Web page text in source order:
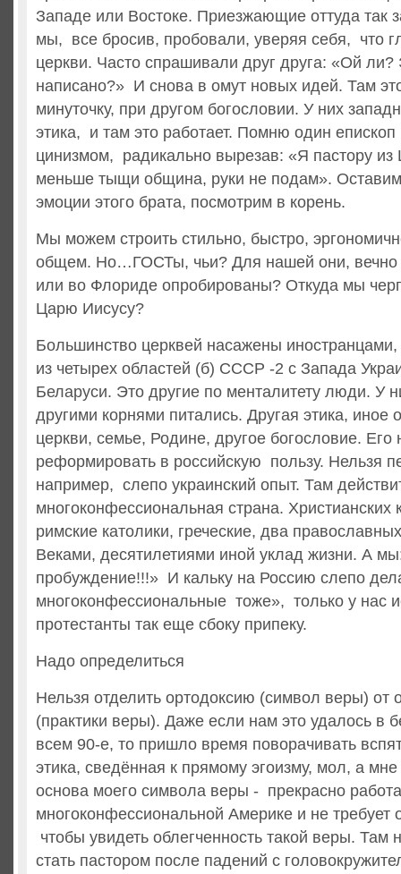
Западе или Востоке. Приезжающие оттуда так
мы, все бросив, пробовали, уверяя себя, что
церкви. Часто спрашивали друг друга: «Ой ли?
написано?» И снова в омут новых идей. Там
минуточку, при другом богословии. У них
этика, и там это работает. Помню один епископ
цинизмом, радикально вырезав: «Я пастору из
меньше тыщи община, руки не подам». Оставим
эмоции этого брата, посмотрим в корень.
Мы можем строить стильно, быстро,
общем. Но…ГОСТы, чьи? Для нашей они, вечно
или во Флориде опробированы? Откуда мы
Царю Иисусу?
Большинство церквей насажены
из четырех областей (б) СССР -2 с Запада
Беларуси. Это другие по менталитету люди. У
другими корнями питались. Другая этика, иное
церкви, семье, Родине, другое богословие. Его
реформировать в российскую пользу. Нельзя
например, слепо украинский опыт. Там
многоконфессиональная страна. Христианских
римские католики, греческие, два
Веками, десятилетиями иной уклад жизни. А
пробуждение!!!» И кальку на Россию слепо
многоконфессиональные тоже», только у нас
протестанты так еще сбоку припеку.
Надо определиться
Нельзя отделить ортодоксию (символ веры) от
(практики веры). Даже если нам это удалось в
всем 90-е, то пришло время поворачивать
этика, сведённая к прямому эгоизму, мол, а
основа моего символа веры - прекрасно
многоконфессиональной Америке и не требует
чтобы увидеть облегченность такой веры. Там
стать пастором после падений с